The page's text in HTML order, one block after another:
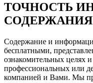
ТОЧНОСТЬ
СОДЕРЖАНИЯ
Содержание и
бесплатными,
ознакомительных целях
профессиональных или
компанией и Вами. Мы